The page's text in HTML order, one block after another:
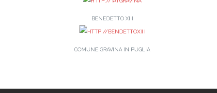
BENEDETTO XIII
COMUNE GRAVINA IN PUGLIA